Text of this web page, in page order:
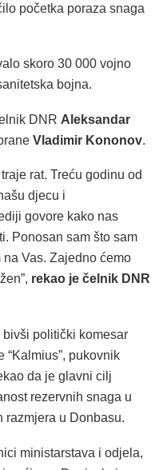
početka poraza snaga
skoro 30 000 vojno
bojna.
DNR Aleksandar
Vladimir Kononov.
rat. Treću godinu od
djecu i
govore kako nas
Ponosan sam što sam
Vas. Zajedno ćemo
rekao je čelnik DNR
politički komesar
pukovnik
da je glavni cilj
rezervnih snaga u
razmjera u Donbasu.
ministarstava i odjela,